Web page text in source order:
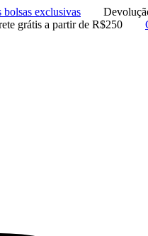
bolsas exclusivas
grátis a partir de R$250